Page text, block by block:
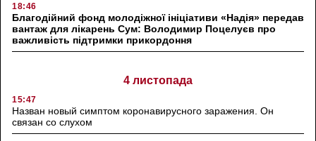
18:46
Благодійний фонд молодіжної ініціативи «Надія» передав
вантаж для лікарень Сум: Володимир Поцелуєв про
важливість підтримки прикордоння
4 листопада
15:47
Назван новый симптом коронавирусного заражения. Он
связан со слухом